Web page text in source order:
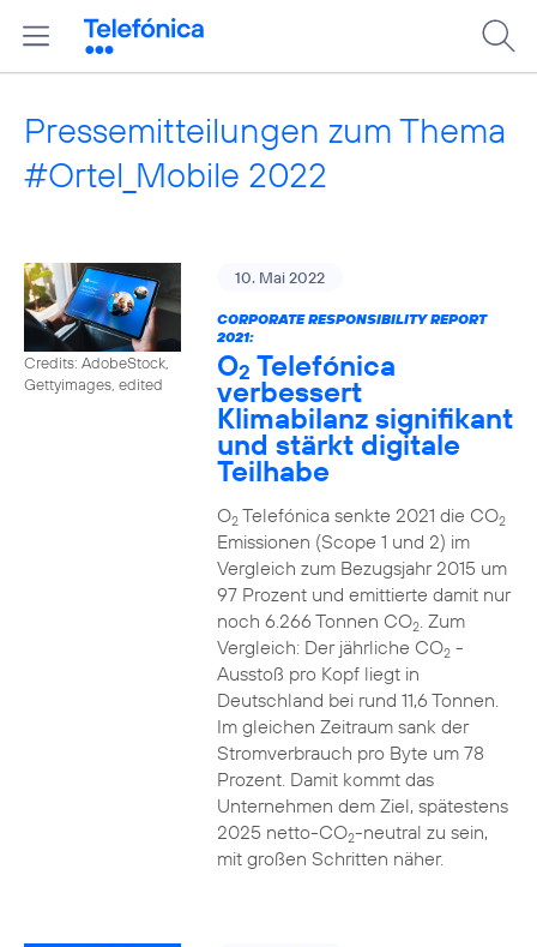
Pressemitteilungen zum Thema
#Ortel_Mobile 2022
Credits: AdobeStock,
Gettyimages, edited
10. Mai 2022
CORPORATE RESPONSIBILITY REPORT
2021:
O2 Telefónica
verbessert
Klimabilanz signifikant
und stärkt digitale
Teilhabe
O2Telefónica senkte 2021 die CO2
Emissionen (Scope 1 und 2) im
Vergleich zum Bezugsjahr 2015 um
97 Prozent und emittierte damit nur
noch 6.266 Tonnen CO2. Zum
Vergleich: Der jährliche CO2-
Ausstoß pro Kopf liegt in
Deutschland bei rund 11,6 Tonnen.
Im gleichen Zeitraum sank der
Stromverbrauch pro Byte um 78
Prozent. Damit kommt das
Unternehmen dem Ziel, spätestens
2025 netto-CO2-neutral zu sein,
mit großen Schritten näher.